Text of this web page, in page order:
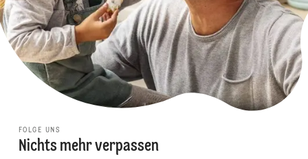
FOLGE UNS
Nichts mehr verpassen